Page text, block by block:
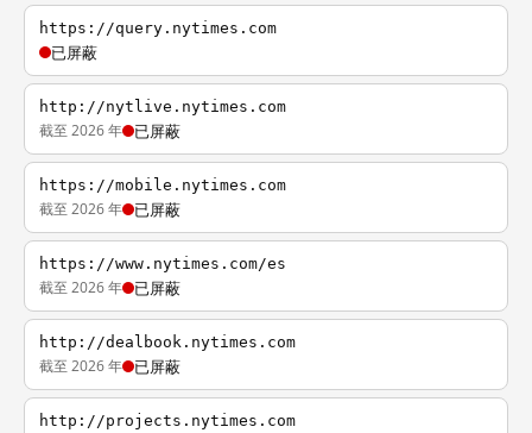
https://query.nytimes.com
已屏蔽
http://nytlive.nytimes.com
截至 2026 年 已屏蔽
https://mobile.nytimes.com
截至 2026 年 已屏蔽
https://www.nytimes.com/es
截至 2026 年 已屏蔽
http://dealbook.nytimes.com
截至 2026 年 已屏蔽
http://projects.nytimes.com